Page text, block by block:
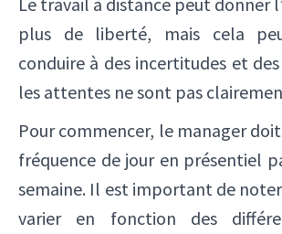
plus de liberté, mais cela
conduire à des incertitudes et
les attentes ne sont pas
Pour commencer, le manager
fréquence de jour en présentiel
semaine. Il est important de
varier en fonction des